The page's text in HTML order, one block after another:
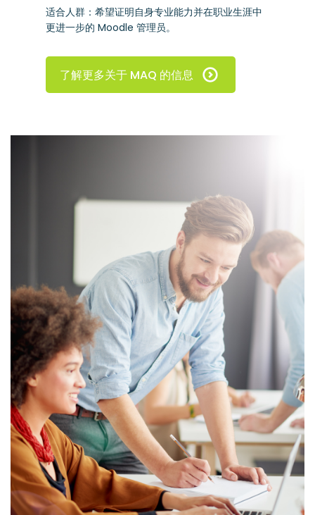
适合人群：希望证明自身专业能力并在职业生涯中
更进一步的 Moodle 管理员。
了解更多关于 MAQ 的信息